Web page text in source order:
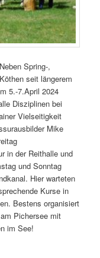
Spring-,
seit längerem
5.-7.April 2024
Disziplinen bei
Vielseitigkeit
Mike
in der Reithalle und
und Sonntag
Hier warteten
Kurse in
Bestens organisiert
Pichersee mit
im See!